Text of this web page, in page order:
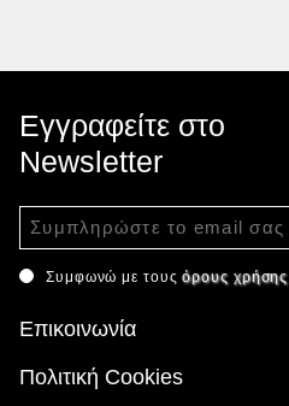
Εγγραφείτε στο
Newsletter
Συμφωνώ με τουςόρους χρήσης
Επικοινωνία
Πολιτική Cookies